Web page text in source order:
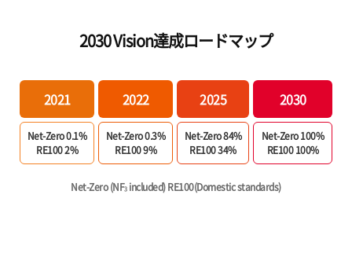
2030 Vision達成ロードマップ
2021 2022 2025 2030
Net-Zero 0.1%
RE100 2%
Net-Zero 0.3%
RE100 9%
Net-Zero 84%
RE100 34%
Net-Zero 100%
RE100 100%
Net-Zero (NF3included) RE100(Domestic standards)